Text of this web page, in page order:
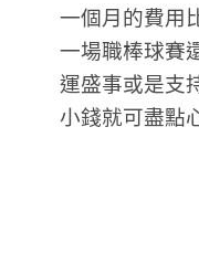
一個月的費用
一場職棒球賽
運盛事或是支
小錢就可盡點